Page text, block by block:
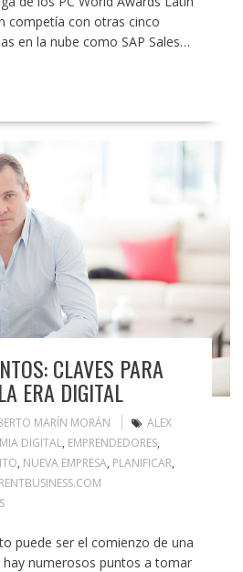
competía con otras cinco
en la nube como SAP Sales…
CLAVES PARA
ERA DIGITAL
MARÍN MORÁN
ALEX
DIGITAL, EMPRENDEDORES,
, NUEVA EMPRESA, PLANIFICAR,
puede ser el comienzo de una
hay numerosos puntos a tomar